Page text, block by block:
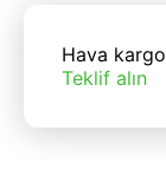
Hava kargo
Teklif alın